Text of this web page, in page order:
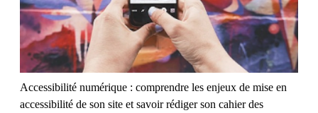
Accessibilité numérique : comprendre les enjeux de mise en
accessibilité de son site et savoir rédiger son cahier des